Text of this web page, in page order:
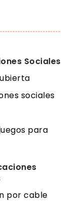
Sociales
sociales
para
por cable